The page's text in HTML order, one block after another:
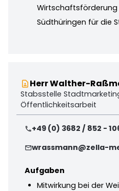
Wirtschaftsförderung
Südthüringen für die
contact_page Herr Walther-
Stabsstelle
Öffentlichkeitsarbeit
phone+49 (0) 3682 / 852 -
mailwrassmann@zella-
Aufgaben
Mitwirkung bei der